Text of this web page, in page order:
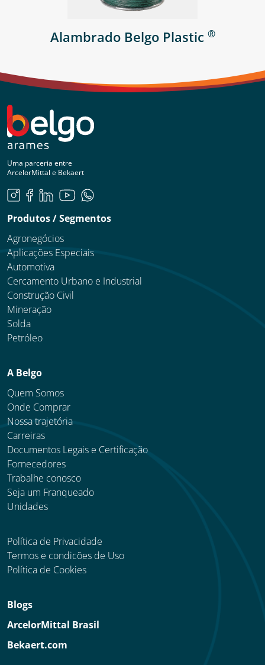
Alambrado Belgo Plastic ®
Uma parceria entre
ArcelorMittal e Bekaert
Produtos / Segmentos
Agronegócios
Aplicações Especiais
Automotiva
Cercamento Urbano e Industrial
Construção Civil
Mineração
Solda
Petróleo
A Belgo
Quem Somos
Onde Comprar
Nossa trajetória
Carreiras
Documentos Legais e Certificação
Fornecedores
Trabalhe conosco
Seja um Franqueado
Unidades
Política de Privacidade
Termos e condicões de Uso
Política de Cookies
Blogs
ArcelorMittal Brasil
Bekaert.com